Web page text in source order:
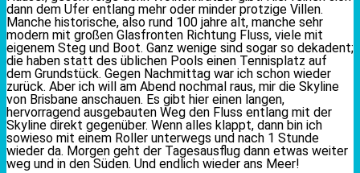
dann dem Ufer entlang mehr oder minder protzige Villen.
Manche historische, also rund 100 jahre alt, manche sehr
modern mit großen Glasfronten Richtung Fluss, viele mit
eigenem Steg und Boot. Ganz wenige sind sogar so dekadent;
die haben statt des üblichen Pools einen Tennisplatz auf
dem Grundstück. Gegen Nachmittag war ich schon wieder
zurück. Aber ich will am Abend nochmal raus, mir die Skyline
von Brisbane anschauen. Es gibt hier einen langen,
hervorragend ausgebauten Weg den Fluss entlang mit der
Skyline direkt gegenüber. Wenn alles klappt, dann bin ich
sowieso mit einem Roller unterwegs und nach 1 Stunde
wieder da. Morgen geht der Tagesausflug dann etwas weiter
weg und in den Süden. Und endlich wieder ans Meer!